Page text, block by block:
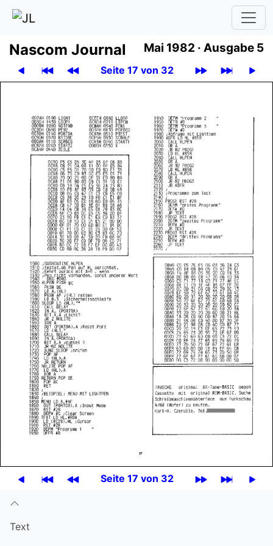
Nascom Journal Mai 1982 · Ausgabe 5
Seite 17 von 32
Seite 17 von 32
Text